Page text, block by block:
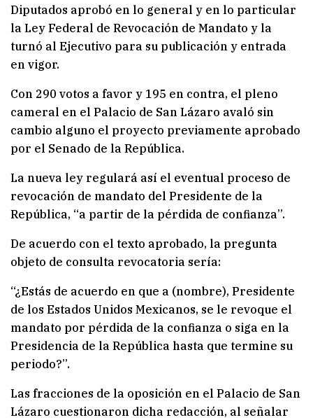
Diputados aprobó en lo general y en lo particular
la Ley Federal de Revocación de Mandato y la
turnó al Ejecutivo para su publicación y entrada
en vigor.
Con 290 votos a favor y 195 en contra, el pleno
cameral en el Palacio de San Lázaro avaló sin
cambio alguno el proyecto previamente aprobado
por el Senado de la República.
La nueva ley regulará así el eventual proceso de
revocación de mandato del Presidente de la
República, “a partir de la pérdida de confianza”.
De acuerdo con el texto aprobado, la pregunta
objeto de consulta revocatoria sería:
“¿Estás de acuerdo en que a (nombre), Presidente
de los Estados Unidos Mexicanos, se le revoque el
mandato por pérdida de la confianza o siga en la
Presidencia de la República hasta que termine su
periodo?”.
Las fracciones de la oposición en el Palacio de San
Lázaro cuestionaron dicha redacción, al señalar